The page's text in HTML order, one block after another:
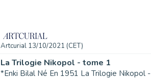
Artcurial 13/10/2021 (CET)
La Trilogie Nikopol - tome 1